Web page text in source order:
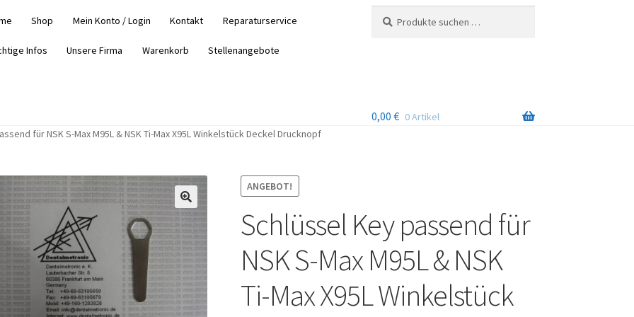
Shop Mein Konto / Login Kontakt Reparaturservice
Infos Unsere Firma Warenkorb Stellenangebote
nach:
0,00 € 0 Artikel
für NSK S-Max M95L & NSK Ti-Max X95L Winkelstück Deckel Drucknopf
ANGEBOT!
Schlüssel Key passend für
NSK S-Max M95L & NSK
Ti-Max X95L Winkelstück